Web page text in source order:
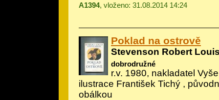
A1394, vloženo: 31.08.2014 14:24
Poklad na ostrově
Stevenson Robert
dobrodružné
r.v. 1980, nakladatel
ilustrace František Tichý ,
obálkou